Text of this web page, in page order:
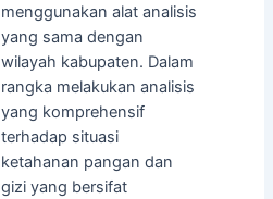
menggunakan alat analisis
yang sama dengan
wilayah kabupaten. Dalam
rangka melakukan analisis
yang komprehensif
terhadap situasi
ketahanan pangan dan
gizi yang bersifat